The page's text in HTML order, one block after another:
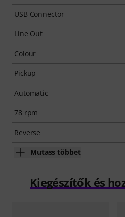
USB Connector
Line Out
Colour
Pickup
Automatic
78 rpm
Reverse
Mutass többet
Kiegészítők és